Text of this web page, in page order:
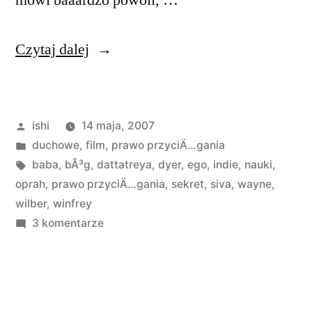
Czytaj dalej „Dattatreya
komentarze”
Opublikowane
przez
ishi
14 maja, 2007
Opublikowano
w
duchowe, film, prawo przyciÄ…gania
Tagi:
baba, bÃ³g, dattatreya, dyer, ego, indie, nauki,
oprah, prawo przyciÄ…gania, sekret, siva, wayne,
wilber, winfrey
3 komentarzedo